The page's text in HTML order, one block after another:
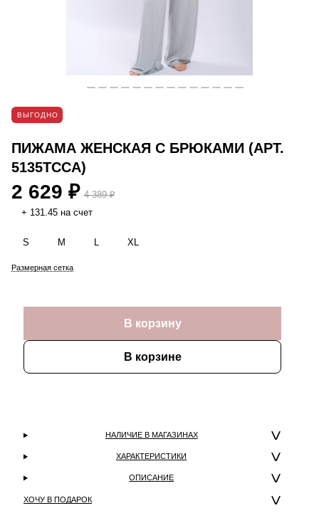
ВЫГОДНО
ПИЖАМА ЖЕНСКАЯ С БРЮКАМИ (АРТ.
5135TCCA)
2 629 ₽ 4 389 ₽
+ 131.45 на счет
S M L XL
Размерная сетка
В корзину
В корзине
НАЛИЧИЕ В МАГАЗИНАХ
ХАРАКТЕРИСТИКИ
ОПИСАНИЕ
ХОЧУ В ПОДАРОК